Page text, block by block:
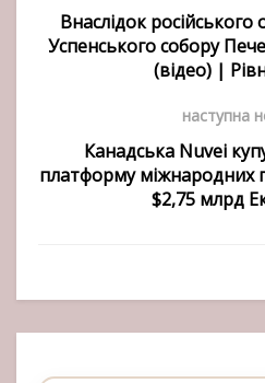
Внаслідок російського
Успенського собору
(відео) |
наступна
Канадська Nuvei
платформу міжнародних
$2,75 млрд